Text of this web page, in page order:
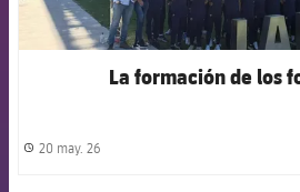
La formación de los
label.share.clock
20 may. 26